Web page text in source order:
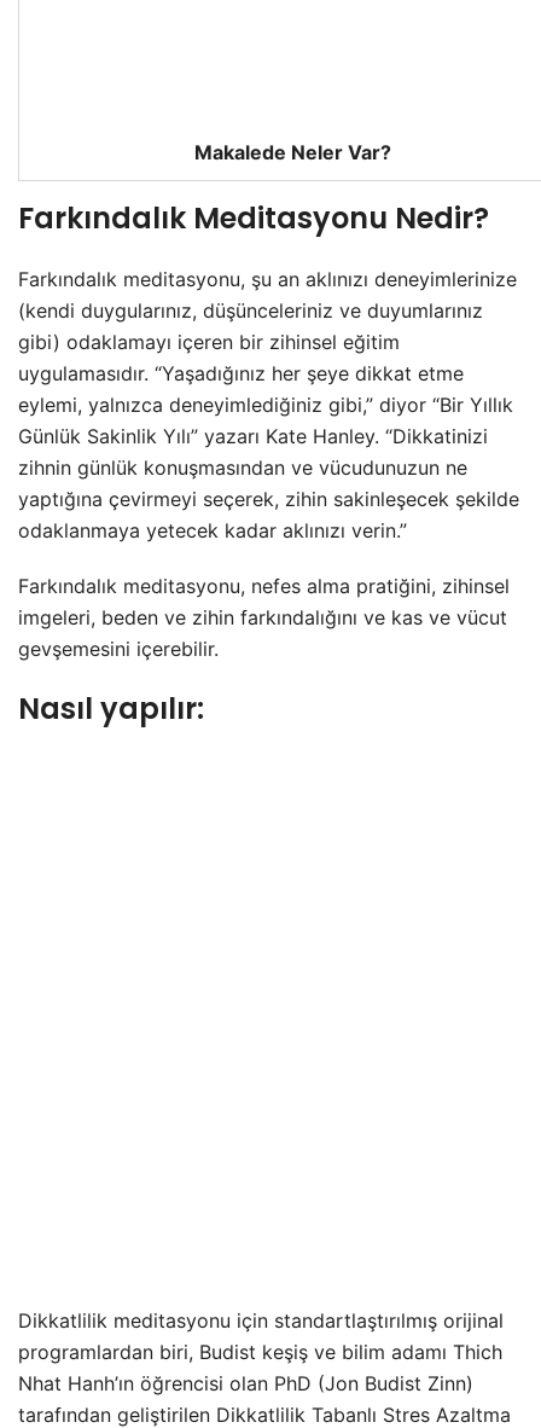
Makalede Neler Var?
Farkındalık Meditasyonu Nedir?
Farkındalık meditasyonu, şu an aklınızı deneyimlerinize
(kendi duygularınız, düşünceleriniz ve duyumlarınız
gibi) odaklamayı içeren bir zihinsel eğitim
uygulamasıdır. “Yaşadığınız her şeye dikkat etme
eylemi, yalnızca deneyimlediğiniz gibi,” diyor “Bir Yıllık
Günlük Sakinlik Yılı” yazarı Kate Hanley. “Dikkatinizi
zihnin günlük konuşmasından ve vücudunuzun ne
yaptığına çevirmeyi seçerek, zihin sakinleşecek şekilde
odaklanmaya yetecek kadar aklınızı verin.”
Farkındalık meditasyonu, nefes alma pratiğini, zihinsel
imgeleri, beden ve zihin farkındalığını ve kas ve vücut
gevşemesini içerebilir.
Nasıl yapılır:
Dikkatlilik meditasyonu için standartlaştırılmış orijinal
programlardan biri, Budist keşiş ve bilim adamı Thich
Nhat Hanh’ın öğrencisi olan PhD (Jon Budist Zinn)
tarafından geliştirilen Dikkatlilik Tabanlı Stres Azaltma